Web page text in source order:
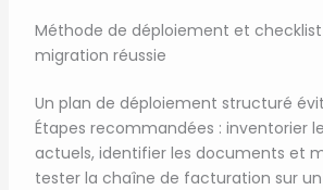
Méthode de déploiement et
migration réussie
Un plan de déploiement structuré
Étapes recommandées : inventorier
actuels, identifier les documents et
tester la chaîne de facturation sur